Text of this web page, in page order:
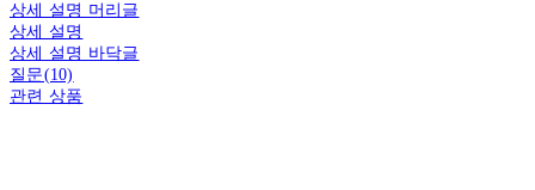
상세 설명 머리글
상세 설명
상세 설명 바닥글
질문(10)
관련 상품